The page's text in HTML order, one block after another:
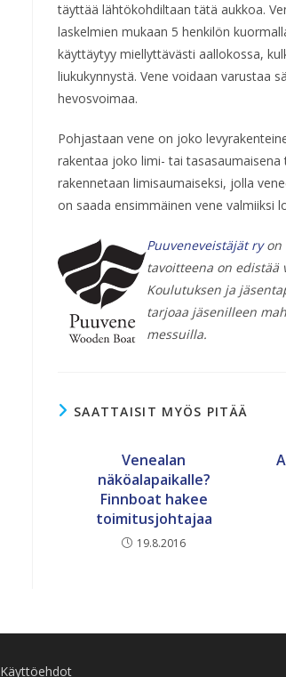
täyttää lähtökohdiltaan tätä aukkoa.
laskelmien mukaan 5 henkilön
käyttäytyy miellyttävästi aallokossa,
liukukynnystä. Vene voidaan varustaa
hevosvoimaa.
Pohjastaan vene on joko
rakentaa joko limi- tai tasasaumaisena
rakennetaan limisaumaiseksi, jolla
on saada ensimmäinen vene valmiiksi
Puuveneveistäjät ryon
tavoitteena on edistää
Koulutuksen ja
tarjoaa jäsenilleen
messuilla.
SAATTAISIT MYÖS PITÄÄ
Venealan
näköalapaikalle?
Finnboat hakee
toimitusjohtajaa
19.8.2016
Käyttöehdot